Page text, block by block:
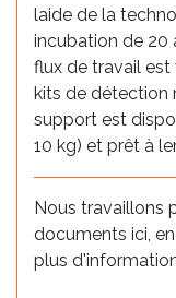
laide de la
incubation de 20
flux de travail est
kits de détection
support est
10 kg) et prêt à
Nous travaillons
documents ici,
plus